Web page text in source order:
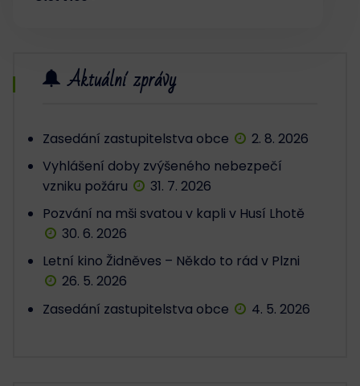
Aktuální zprávy
Zasedání zastupitelstva obce
2. 8. 2026
Vyhlášení doby zvýšeného nebezpečí
vzniku požáru
31. 7. 2026
Pozvání na mši svatou v kapli v Husí Lhotě
30. 6. 2026
Letní kino Židněves – Někdo to rád v Plzni
26. 5. 2026
Zasedání zastupitelstva obce
4. 5. 2026